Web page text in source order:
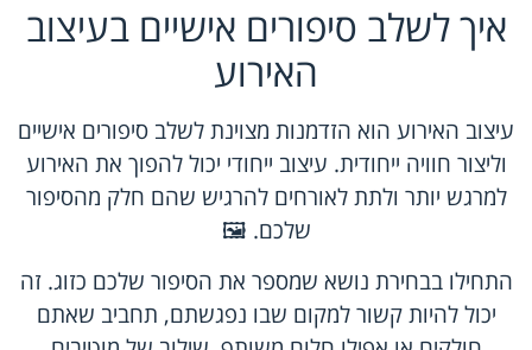
איך לשלב סיפורים אישיים בעיצוב
האירוע
עיצוב האירוע הוא הזדמנות מצוינת לשלב סיפורים אישיים
וליצור חוויה ייחודית. עיצוב ייחודי יכול להפוך את האירוע
למרגש יותר ולתת לאורחים להרגיש שהם חלק מהסיפור
שלכם. 🖼️
התחילו בבחירת נושא שמספר את הסיפור שלכם כזוג. זה
יכול להיות קשור למקום שבו נפגשתם, תחביב שאתם